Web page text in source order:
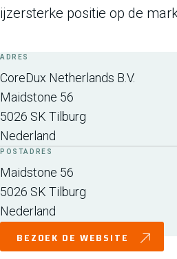
ijzersterke positie op de
ADRES
CoreDux Netherlands B.V.
Maidstone 56
5026 SK Tilburg
Nederland
POSTADRES
Maidstone 56
5026 SK Tilburg
Nederland
BEZOEK DE WEBSITE